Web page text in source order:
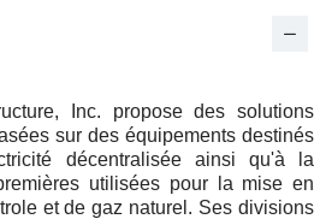
Inc. propose des solutions
sur des équipements destinés
décentralisée ainsi qu'à la
utilisées pour la mise en
et de gaz naturel. Ses divisions